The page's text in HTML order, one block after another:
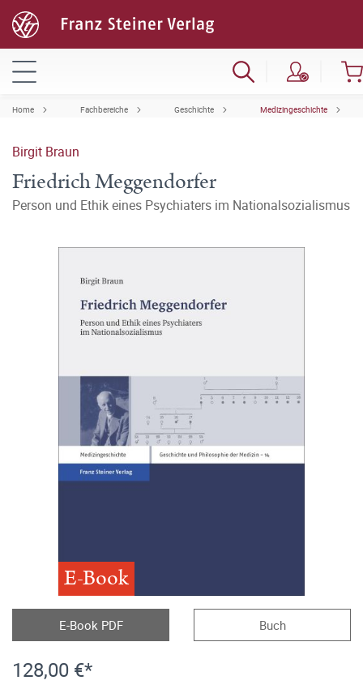
Home Fachbereiche Geschichte Medizingeschichte
Birgit Braun
Friedrich Meggendorfer
Person und Ethik eines Psychiaters im Nationalsozialismus
E-Book
E-Book PDF Buch
128,00 €*